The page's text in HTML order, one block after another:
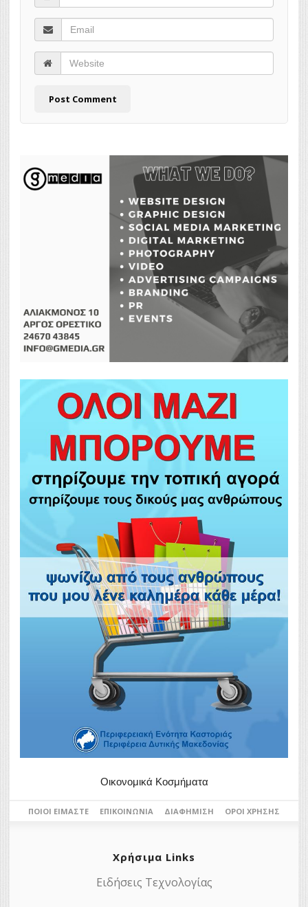
Οικονομικά Κοσμήματα
ΠΟΙΟΙ ΕΊΜΑΣΤΕ ΕΠΙΚΟΙΝΩΝΊΑ ΔΙΑΦΉΜΙΣΗ ΌΡΟΙ ΧΡΉΣΗΣ
Χρήσιμα Links
Ειδήσεις Τεχνολογίας